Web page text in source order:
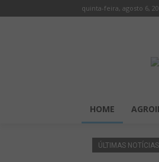
quinta-feira, agosto 6,
HOME
ÚLTIMAS NOTÍCIAS